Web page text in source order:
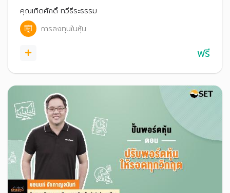
คุณเทิดศักดิ์ ทวีธีระธรรม
การลงทุนในหุ้น
ฟรี